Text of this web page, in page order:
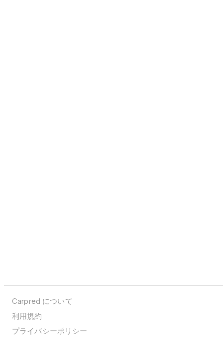
Carpred について
利用規約
プライバシーポリシー